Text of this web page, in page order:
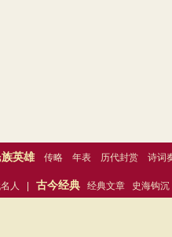
英雄 传略 年表 历代封赏 诗词
人 古今经典 经典文章 史海钩沉